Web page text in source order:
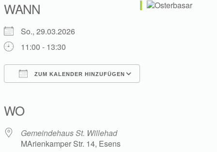
WANN
So., 29.03.2026
11:00 - 13:30
ZUM KALENDER HINZUFÜGEN
WO
Gemeindehaus St. Willehad
MArienkamper Str. 14, Esens